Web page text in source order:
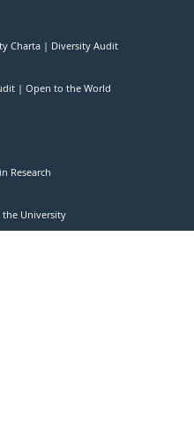
Charta Diversity Audit
Open to the World
Research
the University